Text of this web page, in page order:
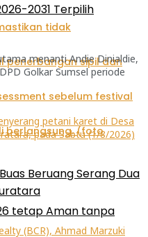
tetap Aman tanpa
2031 Terpilih
menanti Andie Dinialdie,
Golkar Sumsel periode
Beruang Serang Dua